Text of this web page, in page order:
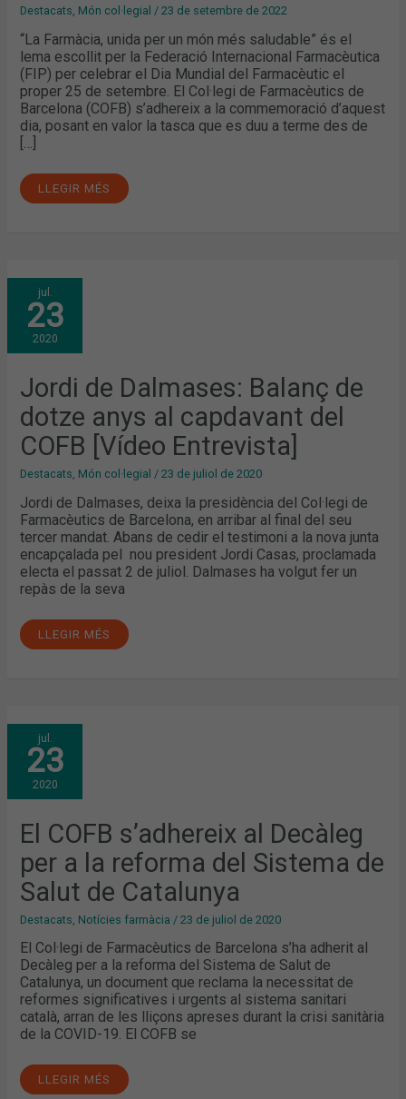
Destacats, Món col·legial /23 de setembre de 2022
“La Farmàcia, unida per un món més saludable” és el
lema escollit per la Federació Internacional Farmacèutica
(FIP) per celebrar el Dia Mundial del Farmacèutic el
proper 25 de setembre. El Col·legi de Farmacèutics de
Barcelona (COFB) s’adhereix a la commemoració d’aquest
dia, posant en valor la tasca que es duu a terme des de
[…]
LLEGIR MÉS
jul.
23
2020
Jordi de Dalmases: Balanç de
dotze anys al capdavant del
COFB [Vídeo Entrevista]
Destacats Món col·legial /23 de juliol de 2020
Jordi de Dalmases, deixa la presidència del Col·legi de
Farmacèutics de Barcelona, en arribar al final del seu
tercer mandat. Abans de cedir el testimoni a la nova junta
encapçalada pel nou president Jordi Casas, proclamada
electa el passat 2 de juliol. Dalmases ha volgut fer un
repàs de la seva
JORDI
DE
DALMASES:
BALANÇ
DE
DOTZE
ANYS
CAPDAVANT
DEL
COFB
[VÍDEO
ENTREVISTA]
LLEGIR MÉS
jul.
23
2020
El COFB s’adhereix al Decàleg
per a la reforma del Sistema de
Salut de Catalunya
Destacats Notícies farmàcia /23 de juliol de 2020
El Col·legi de Farmacèutics de Barcelona s’ha adherit al
Decàleg per a la reforma del Sistema de Salut de
Catalunya, un document que reclama la necessitat de
reformes significatives i urgents al sistema sanitari
català, arran de les lliçons apreses durant la crisi sanitària
de la COVID-19. El COFB se
EL
COFB
S’ADHEREIX
AL
DECÀLEG
PER
A
REFORMA
DEL
SISTEMA
DE
SALUT
DE
CATALUNYA
LLEGIR MÉS